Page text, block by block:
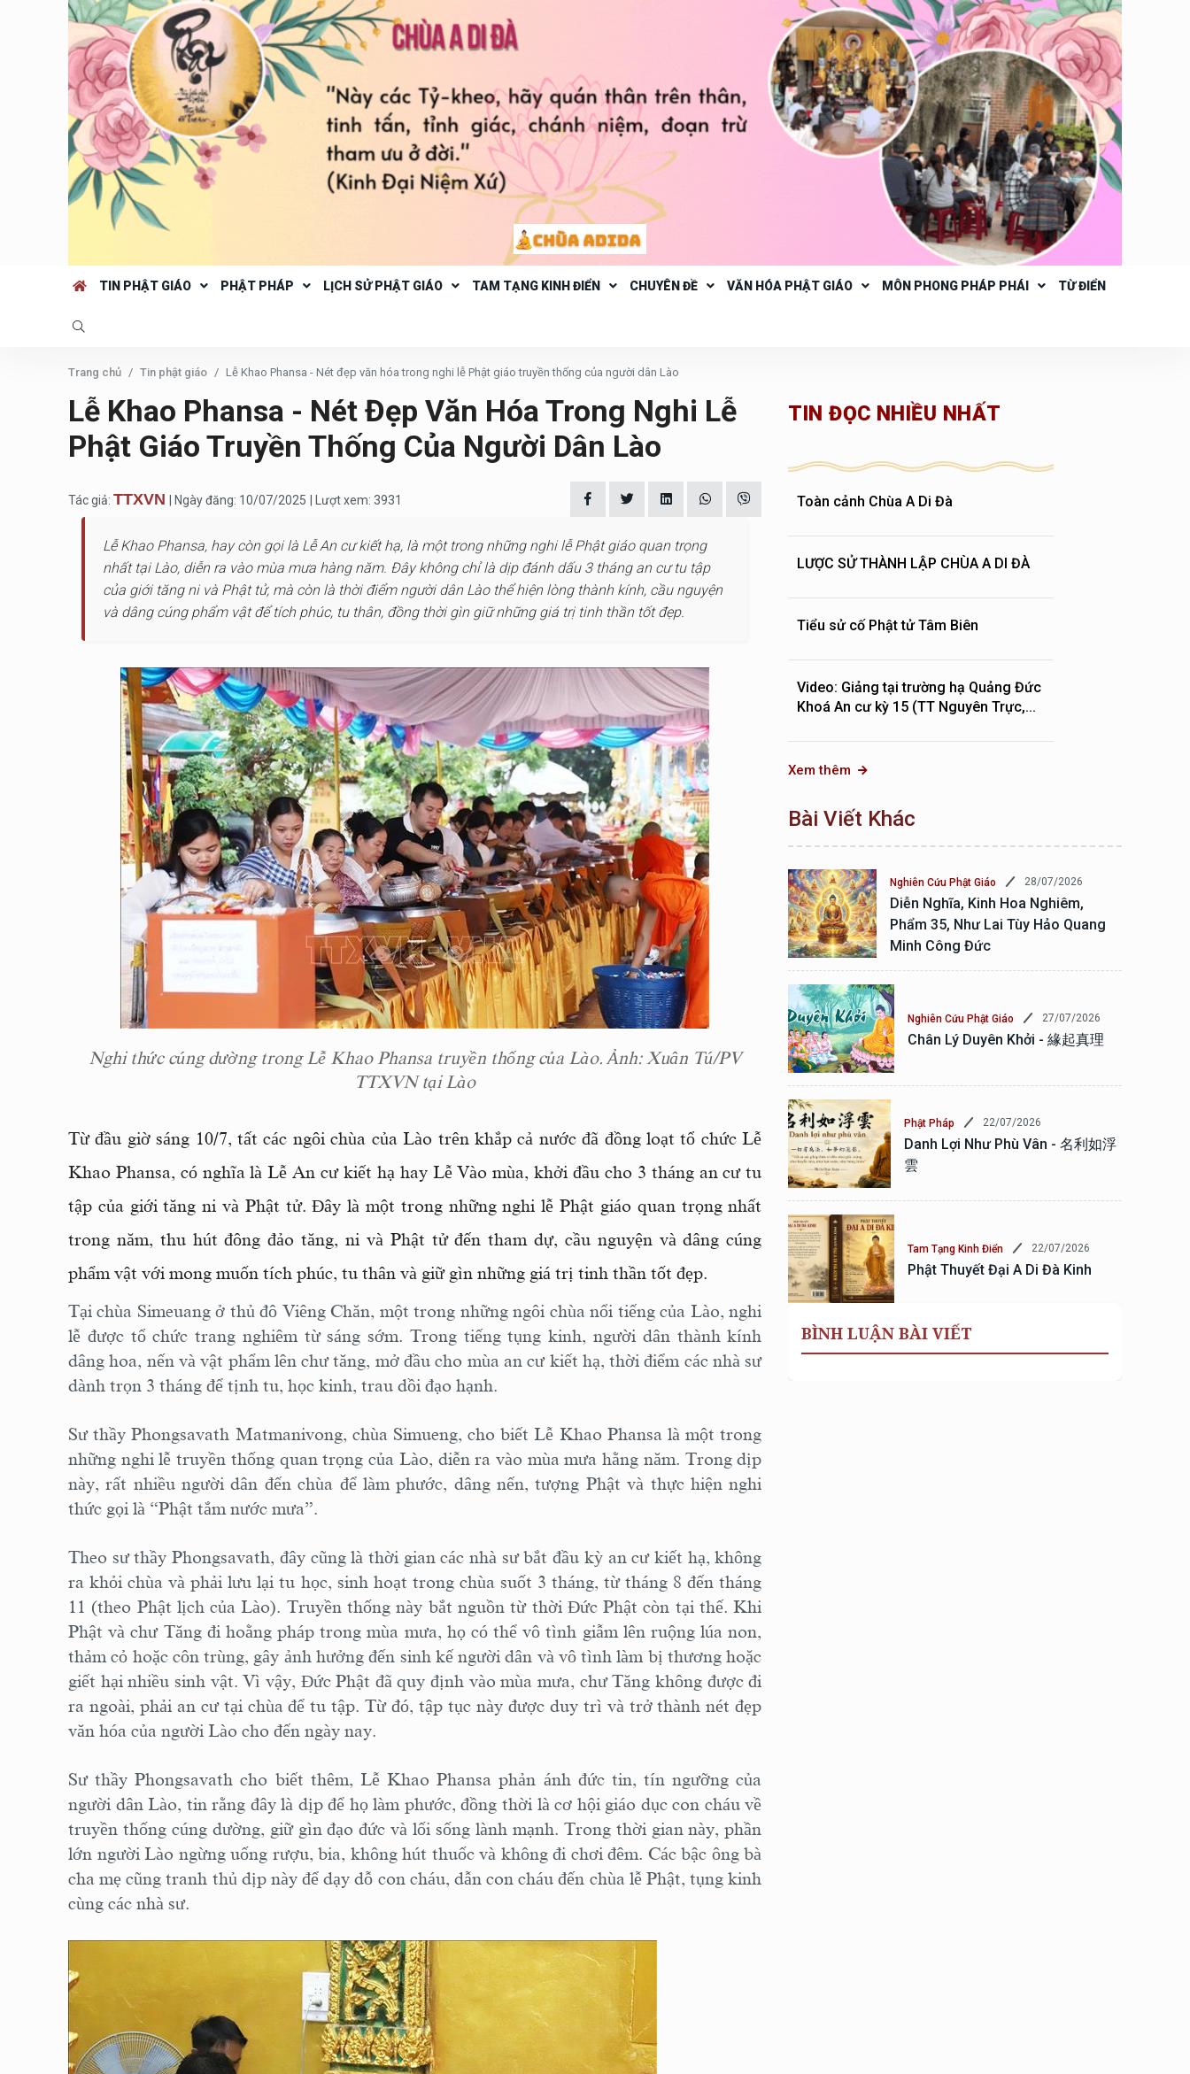
TIN PHẬT GIÁO PHẬT PHÁP LỊCH SỬ PHẬT GIÁO TAM TẠNG KINH ĐIỂN CHUYÊN ĐỀ VĂN HÓA PHẬT GIÁO MÔN PHONG PHÁP PHÁI TỪ ĐIỂN
Trang chủ Tin phật giáo Lễ Khao Phansa - Nét đẹp văn hóa trong nghi lễ Phật giáo truyền thống của người dân Lào
Lễ Khao Phansa - Nét Đẹp Văn Hóa Trong Nghi Lễ
Phật Giáo Truyền Thống Của Người Dân Lào
Tác giả: TTXVN | Ngày đăng: 10/07/2025 | Lượt xem: 3931
Lễ Khao Phansa, hay còn gọi là Lễ An cư kiết hạ, là một trong những nghi lễ Phật giáo quan trọng
nhất tại Lào, diễn ra vào mùa mưa hàng năm. Đây không chỉ là dịp đánh dấu 3 tháng an cư tu tập
của giới tăng ni và Phật tử, mà còn là thời điểm người dân Lào thể hiện lòng thành kính, cầu nguyện
và dâng cúng phẩm vật để tích phúc, tu thân, đồng thời gìn giữ những giá trị tinh thần tốt đẹp.
Nghi thức cúng dường trong Lễ Khao Phansa truyền thống của Lào. Ảnh: Xuân Tú/PV
TTXVN tại Lào
Từ đầu giờ sáng 10/7, tất các ngôi chùa của Lào trên khắp cả nước đã đồng loạt tổ chức Lễ
Khao Phansa, có nghĩa là Lễ An cư kiết hạ hay Lễ Vào mùa, khởi đầu cho 3 tháng an cư tu
tập của giới tăng ni và Phật tử. Đây là một trong những nghi lễ Phật giáo quan trọng nhất
trong năm, thu hút đông đảo tăng, ni và Phật tử đến tham dự, cầu nguyện và dâng cúng
phẩm vật với mong muốn tích phúc, tu thân và giữ gìn những giá trị tinh thần tốt đẹp.
Tại chùa Simeuang ở thủ đô Viêng Chăn, một trong những ngôi chùa nổi tiếng của Lào, nghi
lễ được tổ chức trang nghiêm từ sáng sớm. Trong tiếng tụng kinh, người dân thành kính
dâng hoa, nến và vật phẩm lên chư tăng, mở đầu cho mùa an cư kiết hạ, thời điểm các nhà sư
dành trọn 3 tháng để tịnh tu, học kinh, trau dồi đạo hạnh.
Sư thầy Phongsavath Matmanivong, chùa Simueng, cho biết Lễ Khao Phansa là một trong
những nghi lễ truyền thống quan trọng của Lào, diễn ra vào mùa mưa hằng năm. Trong dịp
này, rất nhiều người dân đến chùa để làm phước, dâng nến, tượng Phật và thực hiện nghi
thức gọi là “Phật tắm nước mưa”.
Theo sư thầy Phongsavath, đây cũng là thời gian các nhà sư bắt đầu kỳ an cư kiết hạ, không
ra khỏi chùa và phải lưu lại tu học, sinh hoạt trong chùa suốt 3 tháng, từ tháng 8 đến tháng
11 (theo Phật lịch của Lào). Truyền thống này bắt nguồn từ thời Đức Phật còn tại thế. Khi
Phật và chư Tăng đi hoằng pháp trong mùa mưa, họ có thể vô tình giẫm lên ruộng lúa non,
thảm cỏ hoặc côn trùng, gây ảnh hưởng đến sinh kế người dân và vô tình làm bị thương hoặc
giết hại nhiều sinh vật. Vì vậy, Đức Phật đã quy định vào mùa mưa, chư Tăng không được đi
ra ngoài, phải an cư tại chùa để tu tập. Từ đó, tập tục này được duy trì và trở thành nét đẹp
văn hóa của người Lào cho đến ngày nay.
Sư thầy Phongsavath cho biết thêm, Lễ Khao Phansa phản ánh đức tin, tín ngưỡng của
người dân Lào, tin rằng đây là dịp để họ làm phước, đồng thời là cơ hội giáo dục con cháu về
truyền thống cúng dường, giữ gìn đạo đức và lối sống lành mạnh. Trong thời gian này, phần
lớn người Lào ngừng uống rượu, bia, không hút thuốc và không đi chơi đêm. Các bậc ông bà
cha mẹ cũng tranh thủ dịp này để dạy dỗ con cháu, dẫn con cháu đến chùa lễ Phật, tụng kinh
cùng các nhà sư.
TIN ĐỌC NHIỀU NHẤT
Toàn cảnh Chùa A Di Đà
LƯỢC SỬ THÀNH LẬP CHÙA A DI ĐÀ
Tiểu sử cố Phật tử Tâm Biên
Video: Giảng tại trường hạ Quảng Đức
Khoá An cư kỳ 15 (TT Nguyên Trực,...
Xem thêm
Bài Viết Khác
Nghiên Cứu Phật Giáo 28/07/2026
Diễn Nghĩa, Kinh Hoa Nghiêm,
Phẩm 35, Như Lai Tùy Hảo Quang
Minh Công Đức
Nghiên Cứu Phật Giáo 27/07/2026
Chân Lý Duyên Khởi - 緣起真理
Phật Pháp 22/07/2026
Danh Lợi Như Phù Vân - 名利如浮
雲
Tam Tạng Kinh Điển 22/07/2026
Phật Thuyết Đại A Di Đà Kinh
BÌNH LUẬN BÀI VIẾT